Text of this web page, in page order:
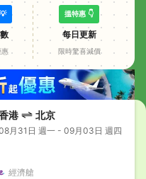
惠
搵特惠 👇
每日更新
限時驚喜減價
港 北京
月31日 週一 - 09月03日 週四
經濟艙